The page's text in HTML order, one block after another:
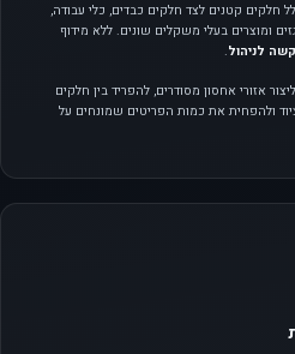
חלקים קטנים לצד חלקים כבדים, כלי עבודה,
ומוצרים בעלי משקלים שונים. ללא מידוף
לניהול.
אזורי אחסון מסודרים, להפריד בין חלקים
ולהפחית את כמות הפריטים שמונחים על